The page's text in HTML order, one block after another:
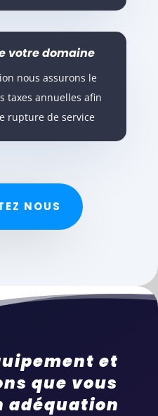
votre domaine
nous assurons le
taxes annuelles afin
rupture de service
NOUS
et
que vous
adéquation